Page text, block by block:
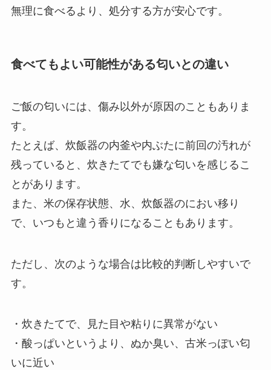
無理に食べるより、処分する方が安心です。
食べてもよい可能性がある匂いとの違い
ご飯の匂いには、傷み以外が原因のこともありま
す。
たとえば、炊飯器の内釜や内ぶたに前回の汚れが
残っていると、炊きたてでも嫌な匂いを感じるこ
とがあります。
また、米の保存状態、水、炊飯器のにおい移り
で、いつもと違う香りになることもあります。
ただし、次のような場合は比較的判断しやすいで
す。
・炊きたてで、見た目や粘りに異常がない
・酸っぱいというより、ぬか臭い、古米っぽい匂
いに近い